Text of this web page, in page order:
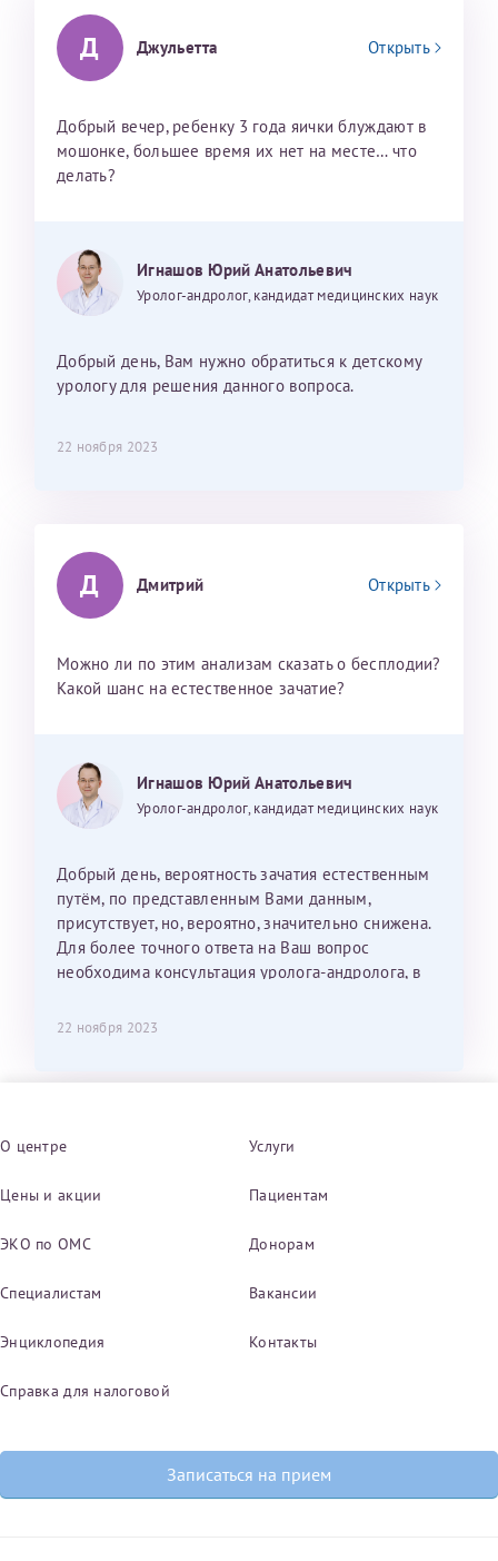
Д Джульетта Открыть
Добрый вечер, ребенку 3 года яички блуждают в
мошонке, большее время их нет на месте… что
делать?
Игнашов Юрий Анатольевич
Уролог-андролог, кандидат медицинских наук
Добрый день, Вам нужно обратиться к детскому
урологу для решения данного вопроса.
22 ноября 2023
Д Дмитрий Открыть
Можно ли по этим анализам сказать о бесплодии?
Какой шанс на естественное зачатие?
Игнашов Юрий Анатольевич
Уролог-андролог, кандидат медицинских наук
Добрый день, вероятность зачатия естественным
путём, по представленным Вами данным,
присутствует, но, вероятно, значительно снижена.
Для более точного ответа на Ваш вопрос
необходима консультация уролога-андролога, в
22 ноября 2023
О центре Услуги
Цены и акции Пациентам
ЭКО по ОМС Донорам
Специалистам Вакансии
Энциклопедия Контакты
Справка для налоговой
Записаться на прием